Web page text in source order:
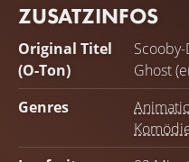
ZUSATZINFOS
Original Titel
(O-Ton)
Ghost
Genres